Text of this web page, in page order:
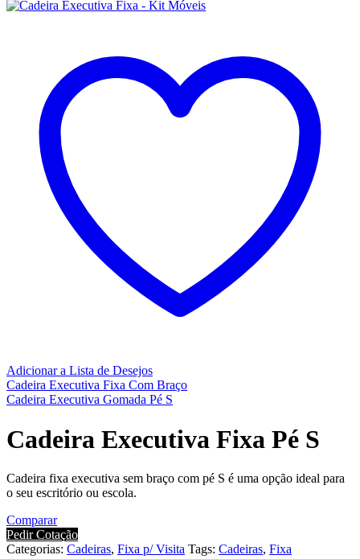
Adicionar a Lista de Desejos
Cadeira Executiva Fixa Com Braço
Cadeira Executiva Gomada Pé S
Cadeira Executiva Fixa Pé S
Cadeira fixa executiva sem braço com pé S é uma opção ideal para
o seu escritório ou escola.
Comparar
Pedir Cotação
Categorias: Cadeiras, Fixa p/ Visita Tags: Cadeiras, Fixa